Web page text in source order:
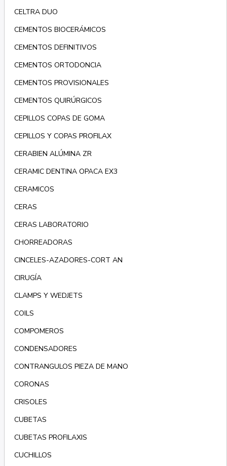
CELTRA DUO
CEMENTOS BIOCERÁMICOS
CEMENTOS DEFINITIVOS
CEMENTOS ORTODONCIA
CEMENTOS PROVISIONALES
CEMENTOS QUIRÚRGICOS
CEPILLOS COPAS DE GOMA
CEPILLOS Y COPAS PROFILAX
CERABIEN ALÚMINA ZR
CERAMIC DENTINA OPACA EX3
CERAMICOS
CERAS
CERAS LABORATORIO
CHORREADORAS
CINCELES-AZADORES-CORT AN
CIRUGÍA
CLAMPS Y WEDJETS
COILS
COMPOMEROS
CONDENSADORES
CONTRANGULOS PIEZA DE MANO
CORONAS
CRISOLES
CUBETAS
CUBETAS PROFILAXIS
CUCHILLOS